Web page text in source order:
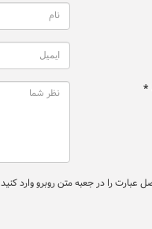
*
عبارت را در جعبه متن روبرو وارد کنید